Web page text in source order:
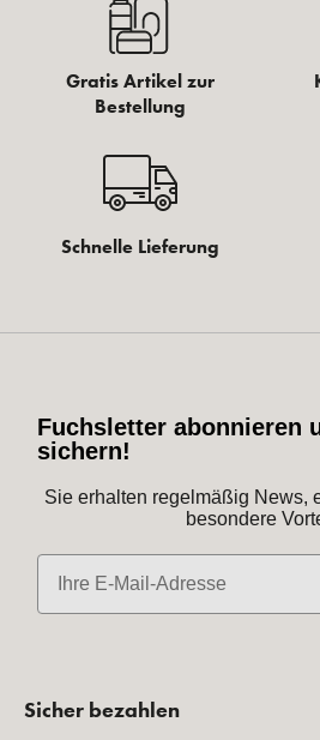
Gratis Artikel zur
Bestellung
Schnelle Lieferung
Fuchsletter abonnieren
sichern!
Sie erhalten regelmäßig News,
besondere
E-Mail
Sicher bezahlen